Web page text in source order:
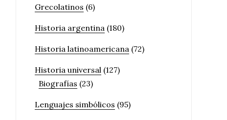
Grecolatinos (6)
Historia argentina (180)
Historia latinoamericana (72)
Historia universal (127)
Biografías (23)
Lenguajes simbólicos (95)